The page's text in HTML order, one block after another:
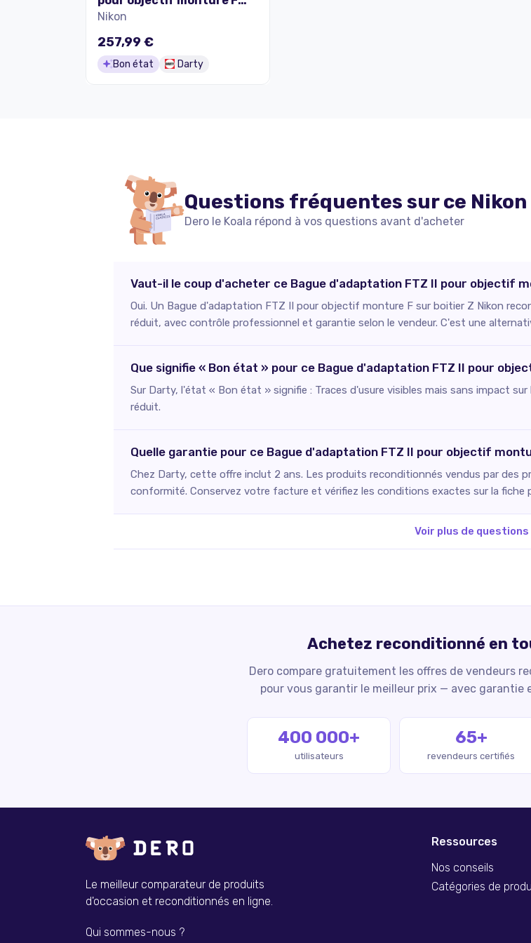
sur boitier Z
Nikon
257,99 €
Bon état Darty
Questions fréquentes sur ce Nikon
Dero le Koala répond à vos questions avant d'acheter
Vaut-il le coup d'acheter ce Bague d'adaptation FTZ II pour objectif
Oui. Un Bague d'adaptation FTZ II pour objectif monture F sur boitier Z Nikon
réduit, avec contrôle professionnel et garantie selon le vendeur. C'est une
Que signifie « Bon état » pour ce Bague d'adaptation FTZ II pour
Sur Darty, l'état « Bon état » signifie : Traces d'usure visibles mais sans impact
réduit.
Quelle garantie pour ce Bague d'adaptation FTZ II pour objectif
Chez Darty, cette offre inclut 2 ans. Les produits reconditionnés vendus par des
conformité. Conservez votre facture et vérifiez les conditions exactes sur la fiche
Voir plus de questions
Achetez reconditionné en
Dero compare gratuitement les offres de vendeurs
pour vous garantir le meilleur prix — avec garantie
400 000+
utilisateurs
65+
revendeurs certifiés
Le meilleur comparateur de produits
d'occasion et reconditionnés en ligne.
Qui sommes-nous ?
Ressources
Nos conseils
Catégories de